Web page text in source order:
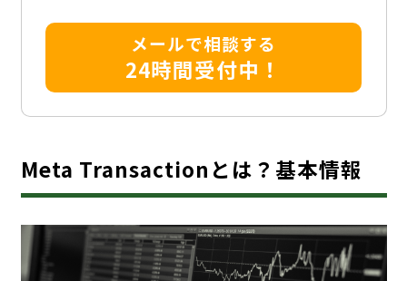
メールで相談する
24時間受付中！
Meta Transactionとは？基本情報